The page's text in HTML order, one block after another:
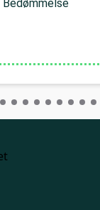
Bedømmelse